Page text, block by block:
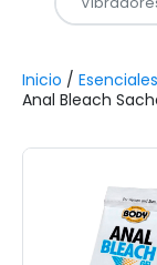
Inicio / Esenciales
Anal Bleach